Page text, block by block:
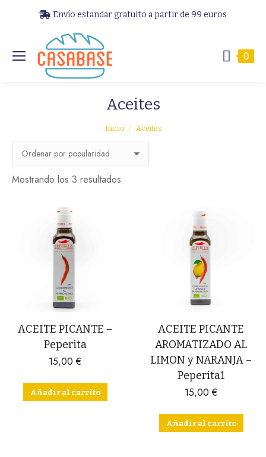
Envío estandar gratuito a partir de 99 euros
0
Aceites
Estás aquí:
Inicio Aceites
Mostrando los 3 resultados
ACEITE PICANTE –
Peperita
15,00€
Añadir al carrito
ACEITE PICANTE
AROMATIZADO AL
LIMON y NARANJA –
Peperita1
15,00€
Añadir al carrito